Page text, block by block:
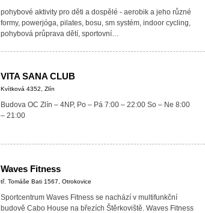
pohybové aktivity pro děti a dospělé - aerobik a jeho různé
formy, powerjóga, pilates, bosu, sm systém, indoor cycling,
pohybová průprava dětí, sportovní…
VITA SANA CLUB
Kvítková 4352, Zlín
Budova OC Zlín – 4NP, Po – Pá 7:00 – 22:00 So – Ne 8:00
– 21:00
Waves Fitness
tř. Tomáše Bati 1567, Otrokovice
Sportcentrum Waves Fitness se nachází v multifunkční
budově Cabo House na březích Štěrkoviště. Waves Fitness